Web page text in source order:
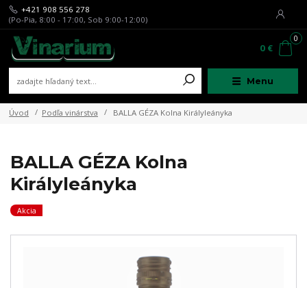
Menu
+421 908 556 278
(Po-Pia, 8:00 - 17:00, Sob 9:00-12:00)
0
0 €
Úvod Podľa vinárstva BALLA GÉZA Kolna Királyleányka
BALLA GÉZA Kolna
Királyleányka
Akcia